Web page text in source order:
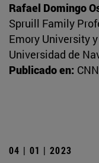
Rafael Domingo
Spruill Family
Emory University
Universidad de
Publicado en:
04 | 01 | 2023